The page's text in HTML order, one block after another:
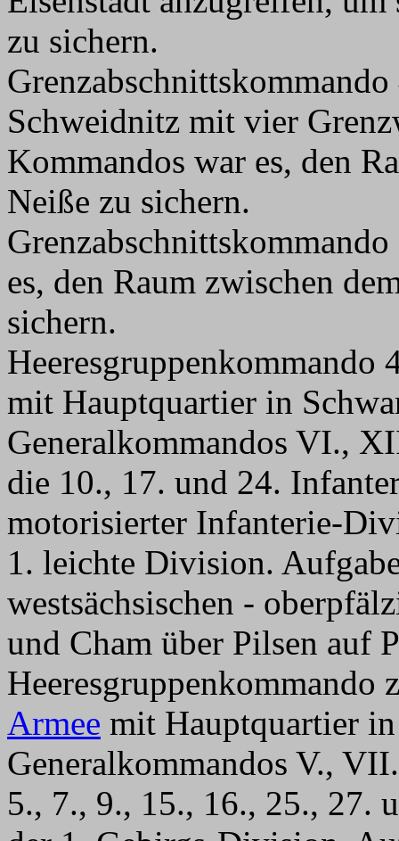
zu sichern.
Schweidnitz mit vier
Kommandos war es, den
Neiße zu sichern.
es, den Raum zwischen
sichern.
Heeresgruppenkommando
mit Hauptquartier in
Generalkommandos VI.,
die 10., 17. und 24.
motorisierter Infanterie-
1. leichte Division.
westsächsischen -
und Cham über Pilsen auf
Armee mit Hauptquartier in
Generalkommandos V.,
5., 7., 9., 15., 16., 25., 27.